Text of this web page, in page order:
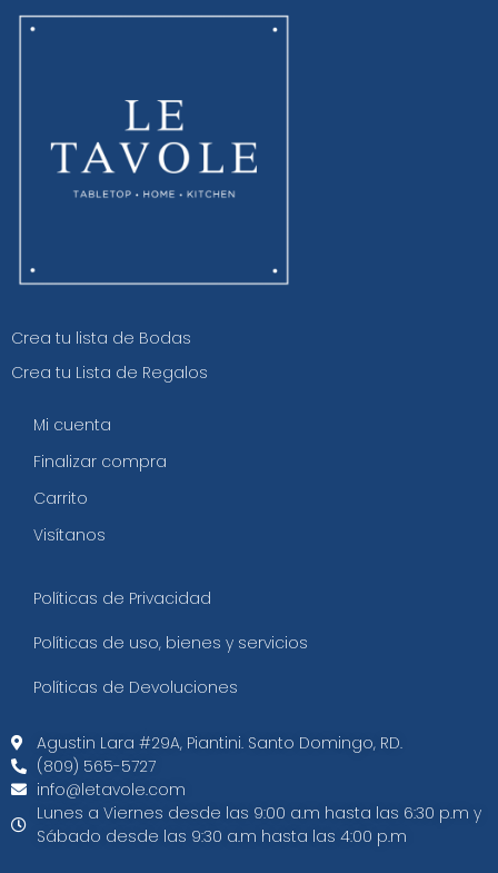
Crea tu lista de Bodas
Crea tu Lista de Regalos
Mi cuenta
Finalizar compra
Carrito
Visítanos
Políticas de Privacidad
Políticas de uso, bienes y servicios
Políticas de Devoluciones
Agustin Lara #29A, Piantini. Santo Domingo, RD.​
(809) 565-5727
info@letavole.com
Lunes a Viernes desde las 9:00 a.m hasta las 6:30 p.m y
Sábado desde las 9:30 a.m hasta las 4:00 p.m